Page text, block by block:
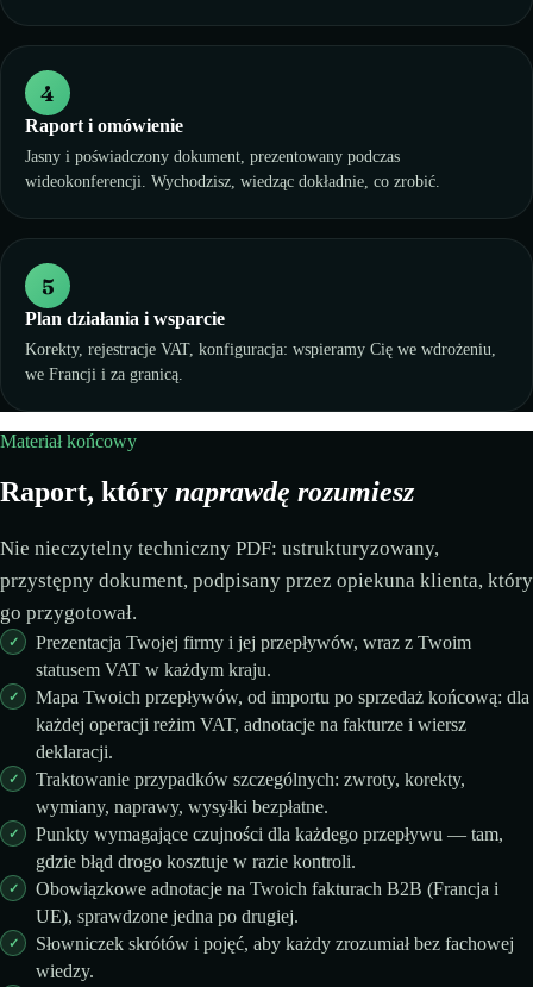
4
Raport i omówienie
Jasny i poświadczony dokument, prezentowany podczas
wideokonferencji. Wychodzisz, wiedząc dokładnie, co zrobić.
5
Plan działania i wsparcie
Korekty, rejestracje VAT, konfiguracja: wspieramy Cię we wdrożeniu,
we Francji i za granicą.
Materiał końcowy
Raport, który naprawdę rozumiesz
Nie nieczytelny techniczny PDF: ustrukturyzowany,
przystępny dokument, podpisany przez opiekuna klienta, który
go przygotował.
Prezentacja Twojej firmy i jej przepływów, wraz z Twoim
statusem VAT w każdym kraju.
Mapa Twoich przepływów, od importu po sprzedaż końcową: dla
każdej operacji reżim VAT, adnotacje na fakturze i wiersz
deklaracji.
Traktowanie przypadków szczególnych: zwroty, korekty,
wymiany, naprawy, wysyłki bezpłatne.
Punkty wymagające czujności dla każdego przepływu — tam,
gdzie błąd drogo kosztuje w razie kontroli.
Obowiązkowe adnotacje na Twoich fakturach B2B (Francja i
UE), sprawdzone jedna po drugiej.
Słowniczek skrótów i pojęć, aby każdy zrozumiał bez fachowej
wiedzy.